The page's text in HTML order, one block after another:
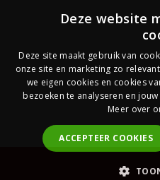
Deze website
Deze site maakt gebruik van
onze site en marketing zo
we eigen cookies en cookies
bezoeken te analyseren en
Meer over
ACCEPTEER COOKIES